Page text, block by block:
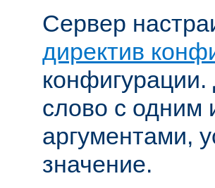
Сервер
директив
слово с одним
аргументами,
значение.